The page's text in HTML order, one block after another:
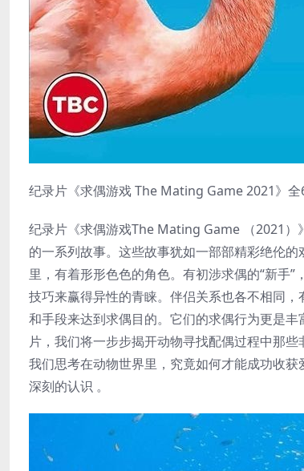
纪录片《求偶游戏 The Mating Game 2021》全
纪录片《求偶游戏The Mating Game （2021）
的一系列故事。这些故事犹如一部部精彩绝伦
里，有着形形色色的角色。有初涉求偶的“新手
技巧来赢得异性的青睐。伴侣关系也各不相同
和手段来达到求偶目的。它们的求偶行为更是
片，我们将一步步揭开动物寻找配偶过程中那
我们思考在动物世界里，究竟如何才能成功收
深刻的认识 。